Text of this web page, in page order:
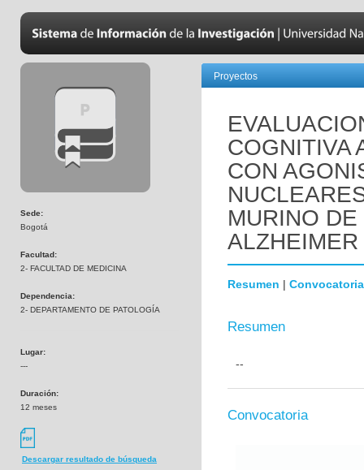
Sede:
Bogotá
Facultad:
2- FACULTAD DE MEDICINA
Dependencia:
2- DEPARTAMENTO DE PATOLOGÍA
Lugar:
---
Duración:
12 meses
Descargar resultado de búsqueda
Proyectos
COGNITIVA
CON
MURINO
Resumen | Convocatoria
Resumen
--
Convocatoria